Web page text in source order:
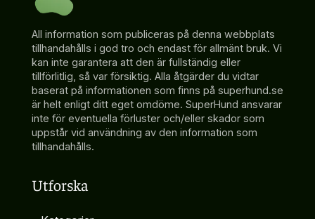
All information som publiceras på denna webbplats
tillhandahålls i god tro och endast för allmänt bruk. Vi
kan inte garantera att den är fullständig eller
tillförlitlig, så var försiktig. Alla åtgärder du vidtar
baserat på informationen som finns på superhund.se
är helt enligt ditt eget omdöme. SuperHund ansvarar
inte för eventuella förluster och/eller skador som
uppstår vid användning av den information som
tillhandahålls.
Utforska